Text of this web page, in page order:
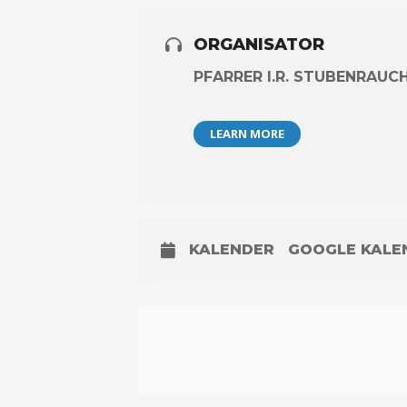
ORGANISATOR
PFARRER I.R.
LEARN MORE
KALENDER GOOGLE